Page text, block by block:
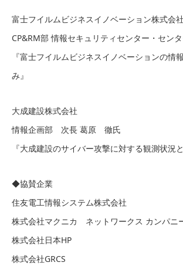
富士フイルムビジネスイノベーション株式会社
CP&RM部 情報セキュリティセンター・セン
『富士フイルムビジネスイノベーションの情
み』
大成建設株式会社
情報企画部 次長 葛原 徹氏
『大成建設のサイバー攻撃に対する観測状況と
◆協賛企業
住友電工情報システム株式会社
株式会社マクニカ ネットワークス カンパニ
株式会社日本HP
株式会社GRCS